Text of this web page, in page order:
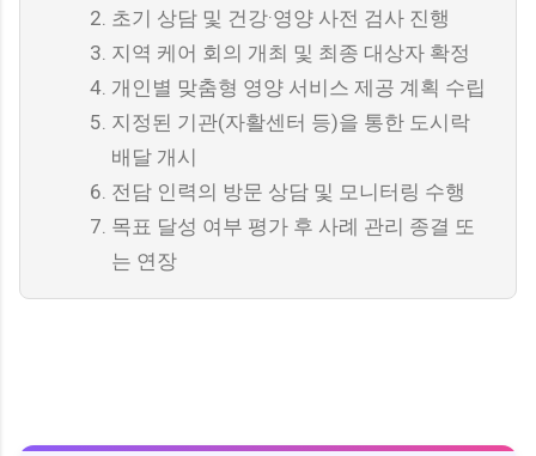
초기 상담 및 건강·영양 사전 검사 진행
지역 케어 회의 개최 및 최종 대상자 확정
개인별 맞춤형 영양 서비스 제공 계획 수립
지정된 기관(자활센터 등)을 통한 도시락
배달 개시
전담 인력의 방문 상담 및 모니터링 수행
목표 달성 여부 평가 후 사례 관리 종결 또
는 연장